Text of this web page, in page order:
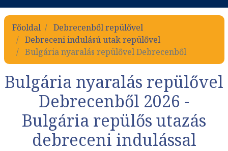
Főoldal
Debrecenből repülővel
Debreceni indulású utak repülővel
Bulgária nyaralás repülővel Debrecenből
Bulgária nyaralás repülővel
Debrecenből 2026 -
Bulgária repülős utazás
debreceni indulással